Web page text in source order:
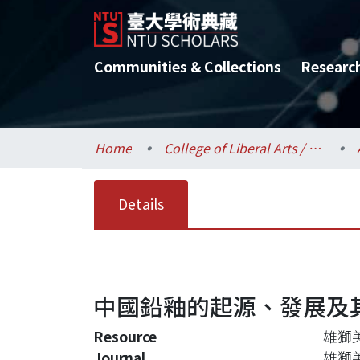
Communities & Collections
Home College of Liberal Arts / 文學院
Details
中國鉛釉的起源、發展
Resource
雄獅